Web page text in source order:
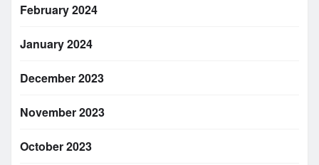
February 2024
January 2024
December 2023
November 2023
October 2023